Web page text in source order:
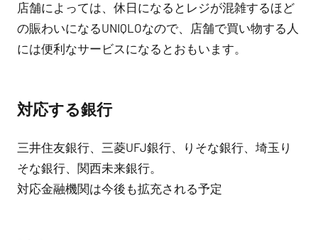
店舗によっては、休日になるとレジが混雑するほど
の賑わいになるUNIQLOなので、店舗で買い物する人
には便利なサービスになるとおもいます。
対応する銀行
三井住友銀行、三菱UFJ銀行、りそな銀行、埼玉り
そな銀行、関西未来銀行。
対応金融機関は今後も拡充される予定